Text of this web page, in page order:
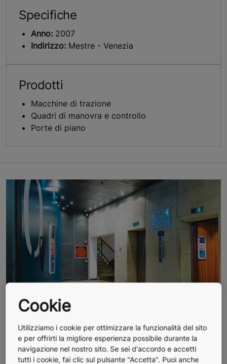
Specifiche
Anno: 2007
Indirizzo: Mestre - Venezia
Prodotti
Macchine di trazione
Quadri di manovra e controllo
Porte di piano
Cookie
Utilizziamo i cookie per ottimizzare la funzionalità del sito
e per offrirti la migliore esperienza possibile durante la
navigazione nel nostro sito. Se sei d'accordo e accetti
tutti i cookie, fai clic sul pulsante "Accetta". Puoi anche